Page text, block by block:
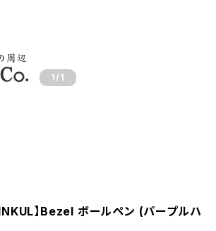
1 /1
】Bezel ボールペン (パープルハ